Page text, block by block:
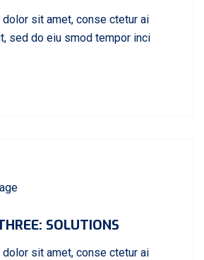
sit amet, conse ctetur ai
sed do eiu smod tempor inci
SOLUTIONS
sit amet, conse ctetur ai